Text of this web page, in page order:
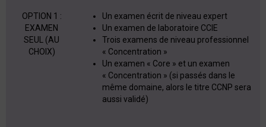
OPTION 1 :
EXAMEN
SEUL (AU
CHOIX)
Un examen écrit de niveau expert
Un examen de laboratoire CCIE
Trois examens de niveau professionnel
« Concentration »
Un examen « Core » et un examen
« Concentration » (si passés dans le
même domaine, alors le titre CCNP sera
aussi validé)